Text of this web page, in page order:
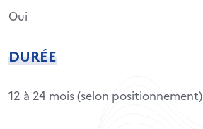
Oui
DURÉE
12 à 24 mois (selon positionnement)